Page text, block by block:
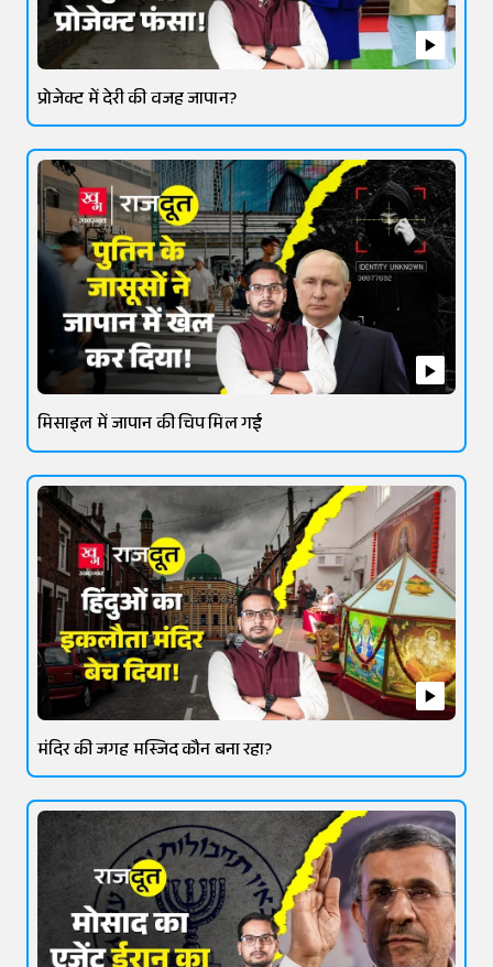
प्रोजेक्ट में देरी की वजह जापान?
मिसाइल में जापान की चिप मिल गई
मंदिर की जगह मस्जिद कौन बना रहा?